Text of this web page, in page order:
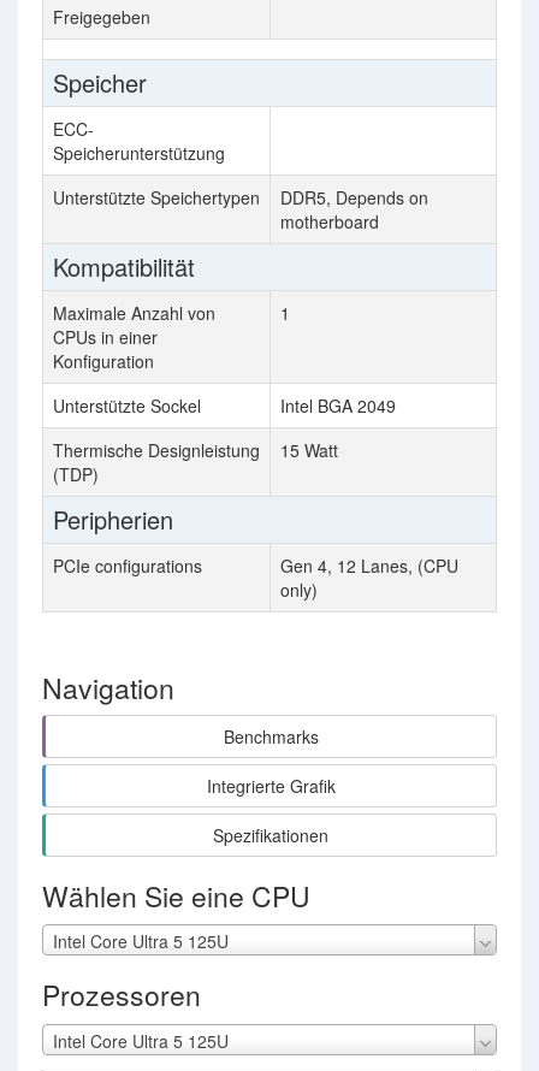
Freigegeben
Speicher
ECC-
Speicherunterstützung
Unterstützte Speichertypen
DDR5, Depends on
motherboard
Kompatibilität
Maximale Anzahl von
CPUs in einer
Konfiguration
1
Unterstützte Sockel
Intel BGA 2049
Thermische Designleistung
(TDP)
15 Watt
Peripherien
PCIe configurations
Gen 4, 12 Lanes, (CPU
only)
Navigation
Benchmarks
Integrierte Grafik
Spezifikationen
Wählen Sie eine CPU
Intel Core Ultra 5 125U
Prozessoren
Intel Core Ultra 5 125U